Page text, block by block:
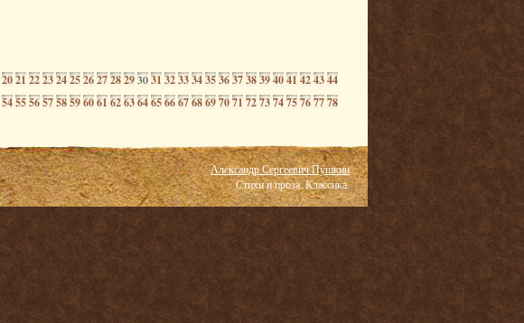
20212223242526272829303132333435363738394041424344
54555657585960616263646566676869707172737475767778
Александр Сергеевич Пушкин
Стихи и проза. Классика.